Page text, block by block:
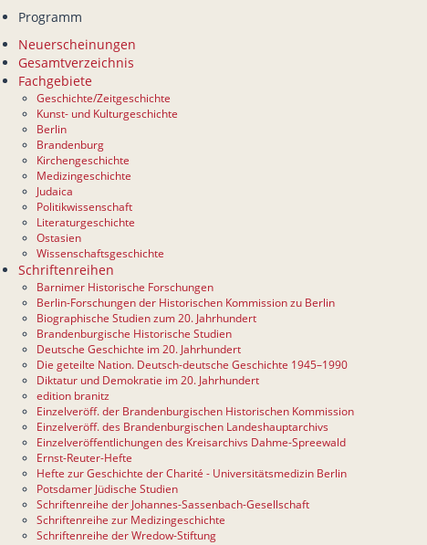
Programm
Neuerscheinungen
Gesamtverzeichnis
Fachgebiete
Geschichte/Zeitgeschichte
Kunst- und Kulturgeschichte
Berlin
Brandenburg
Kirchengeschichte
Medizingeschichte
Judaica
Politikwissenschaft
Literaturgeschichte
Ostasien
Wissenschaftsgeschichte
Schriftenreihen
Barnimer Historische Forschungen
Berlin-Forschungen der Historischen Kommission zu Berlin
Biographische Studien zum 20. Jahrhundert
Brandenburgische Historische Studien
Deutsche Geschichte im 20. Jahrhundert
Die geteilte Nation. Deutsch-deutsche Geschichte 1945–1990
Diktatur und Demokratie im 20. Jahrhundert
edition branitz
Einzelveröff. der Brandenburgischen Historischen Kommission
Einzelveröff. des Brandenburgischen Landeshauptarchivs
Einzelveröffentlichungen des Kreisarchivs Dahme-Spreewald
Ernst-Reuter-Hefte
Hefte zur Geschichte der Charité - Universitätsmedizin Berlin
Potsdamer Jüdische Studien
Schriftenreihe der Johannes-Sassenbach-Gesellschaft
Schriftenreihe zur Medizingeschichte
Schriftenreihe der Wredow-Stiftung